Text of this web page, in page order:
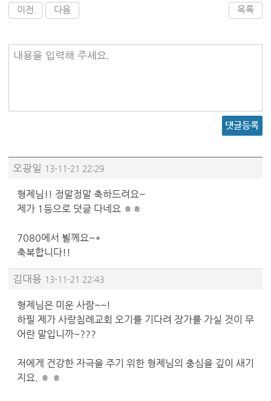
이전 다음 목록
내용을 입력해 주세요.
댓글등록
오광일 13-11-21 22:29
형제님!! 정말정말 축하드려요~
제가 1등으로 덧글 다네요 ㅎㅎ
7080에서 뵐께요~*
축복합니다!!
김대용 13-11-21 22:43
형제님은 미운 사람~~!
하필 제가 사랑침례교회 오기를 기다려 장가를 가실 것이 무
어란 말입니까~???
저에게 건강한 자극을 주기 위한 형제님의 충심을 깊이 새기
지요. ㅎ ㅎ